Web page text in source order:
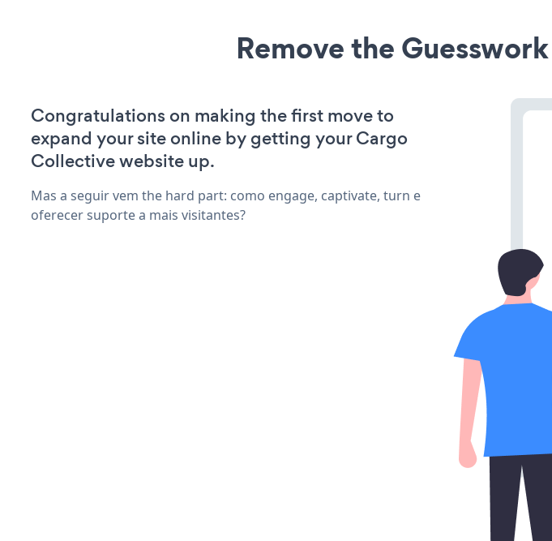
Remove the
Congratulations on making the first move to
expand your site online by getting your Cargo
Collective website up.
Mas a seguir vem the hard part: como engage, captivate, turn e
oferecer suporte a mais visitantes?